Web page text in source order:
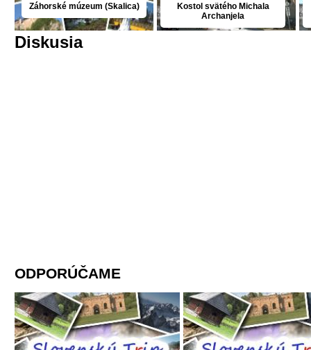
Záhorské múzeum (Skalica)
Kostol svätého Michala
Archanjela
Diskusia
ODPORÚČAME